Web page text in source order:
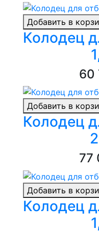
Добавить в
Колодец
60
Добавить в
Колодец
77
Добавить в
Колодец